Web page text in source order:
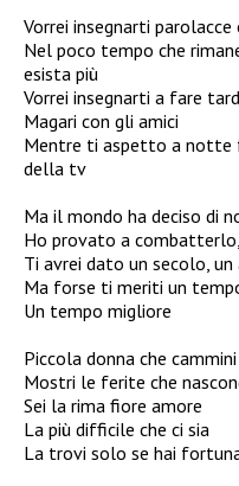
Vorrei insegnarti parolacce
Nel poco tempo che
esista più
Vorrei insegnarti a fare
Magari con gli amici
Mentre ti aspetto a notte
della tv
Ma il mondo ha deciso di
Ho provato a
Ti avrei dato un secolo, un
Ma forse ti meriti un
Un tempo migliore
Piccola donna che
Mostri le ferite che
Sei la rima fiore amore
La più difficile che ci sia
La trovi solo se hai